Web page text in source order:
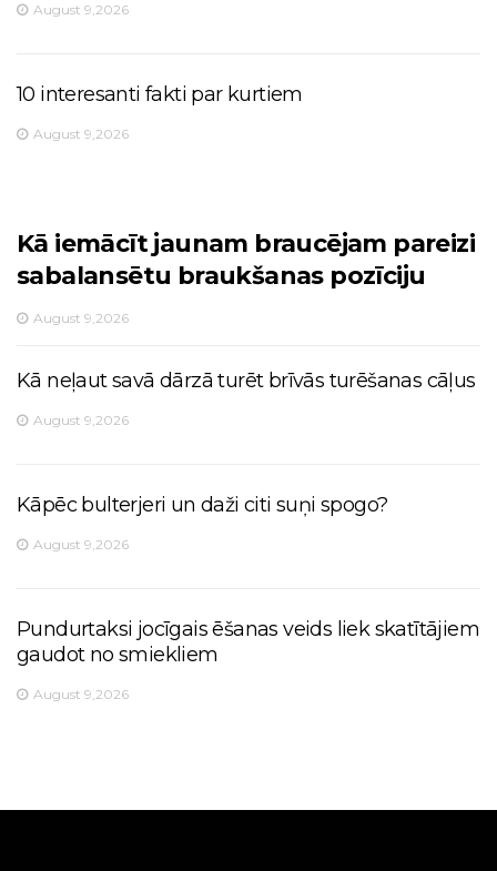
August 9,2026
10 interesanti fakti par kurtiem
August 9,2026
Kā iemācīt jaunam braucējam pareizi
sabalansētu braukšanas pozīciju
August 9,2026
Kā neļaut savā dārzā turēt brīvās turēšanas cāļus
August 9,2026
Kāpēc bulterjeri un daži citi suņi spogo?
August 9,2026
Pundurtaksi jocīgais ēšanas veids liek skatītājiem
gaudot no smiekliem
August 9,2026